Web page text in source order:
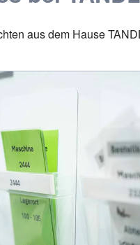
aus dem Hause